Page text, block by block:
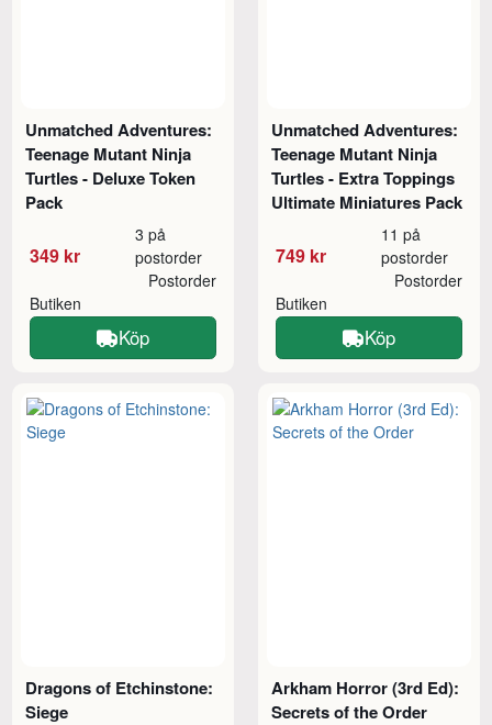
Unmatched Adventures:
Teenage Mutant Ninja
Turtles - Deluxe Token
Pack
349 kr
3 på
postorder
Butiken
Postorder
Köp
Unmatched Adventures:
Teenage Mutant Ninja
Turtles - Extra Toppings
Ultimate Miniatures Pack
749 kr
11 på
postorder
Butiken
Postorder
Köp
Dragons of Etchinstone:
Siege
Arkham Horror (3rd Ed):
Secrets of the Order